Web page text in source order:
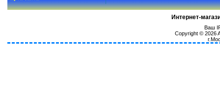
Интернет-
Ваш
Copyright © 2026